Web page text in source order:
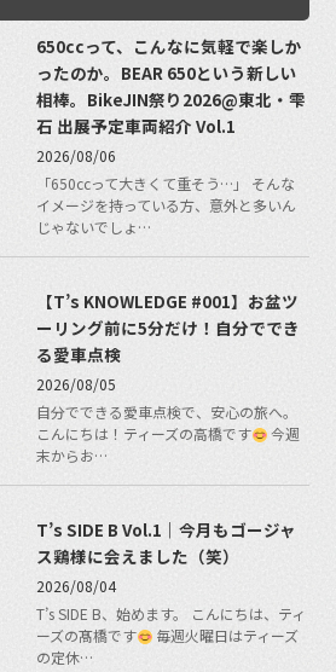
650ccって、こんなに気軽で楽しか
ったのか。BEAR 650という新しい
相棒。BikeJIN祭り2026@東北・雫
石 出展予定車両紹介 Vol.1
2026/08/06
「650ccって大きくて重そう…」 そんな
イメージを持っている方、意外と多いん
じゃないでしょ…
【T’s KNOWLEDGE #001】お盆ツ
ーリング前に5分だけ！自分ででき
る愛車点検
2026/08/05
自分でできる愛車点検で、安心の旅へ。
こんにちは！ティーズの高橋です
今週
末からお…
T’s SIDE B Vol.1｜今月もゴージャ
ス鶏様に会えました（笑）
2026/08/04
T’s SIDE B、始めます。 こんにちは、ティ
ーズの髙橋です
毎週火曜日はティーズ
の定休…